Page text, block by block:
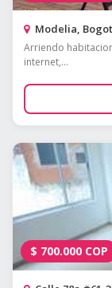
Modelia,
Arriendo
internet,...
$ 700.000 COP